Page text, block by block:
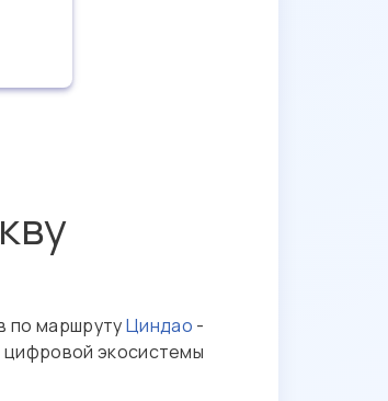
по маршрутуЦиндао -
цифровой экосистемы